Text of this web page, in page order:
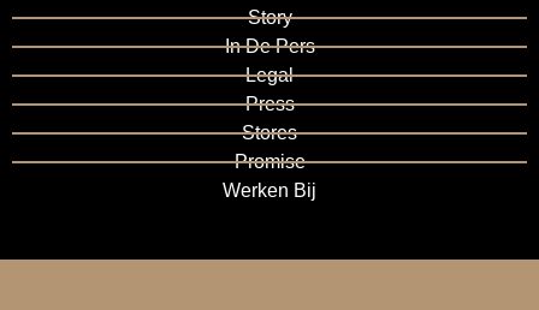
Story
In De Pers
Legal
Press
Stores
Promise
Werken Bij